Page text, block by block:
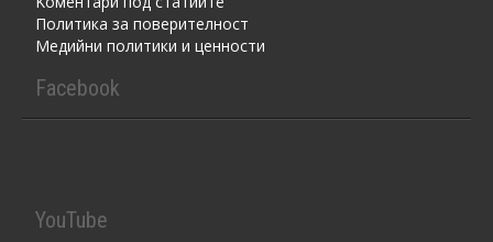
Политика за поверителност
Медийни политики и ценности
Facebook
YouTube